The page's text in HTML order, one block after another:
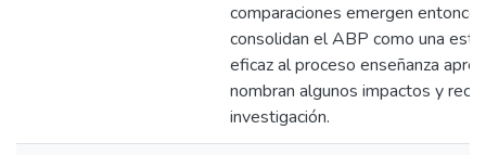
comparaciones emergen
consolidan el ABP como una
eficaz al proceso enseñanza
nombran algunos impactos y
investigación.